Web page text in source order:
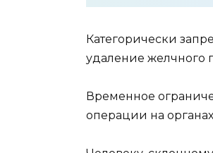
Категорически
удаление желчного
Временное
операции на